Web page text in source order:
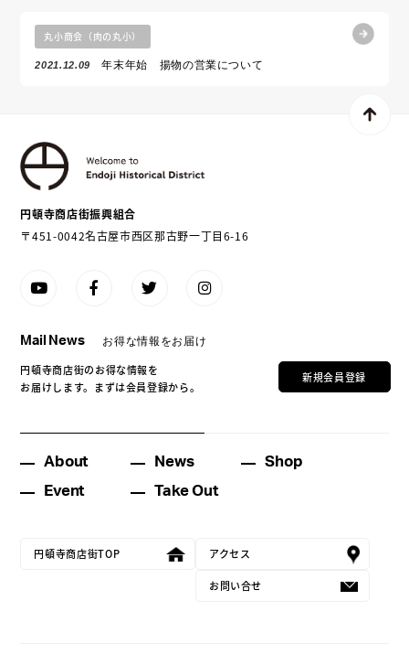
丸小商会（肉の丸小）
2021.12.09 年末年始 揚物の営業について
円頓寺商店街振興組合
〒451-0042名古屋市西区那古野一丁目6-16
Mail News お得な情報をお届け
円頓寺商店街のお得な情報を
お届けします。まずは会員登録から。
新規会員登録
About News
Shop
Event
Take Out
円頓寺商店街TOP アクセス
お問い合せ